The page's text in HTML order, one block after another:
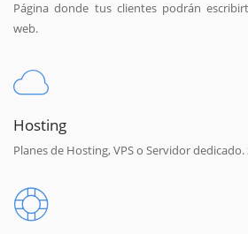
Página donde tus clientes podrán
web.
Hosting
Planes de Hosting, VPS o Servidor